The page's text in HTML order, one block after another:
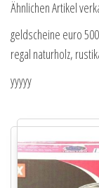
Ähnlichen Artikel
geldscheine euro
regal naturholz,
yyyyy